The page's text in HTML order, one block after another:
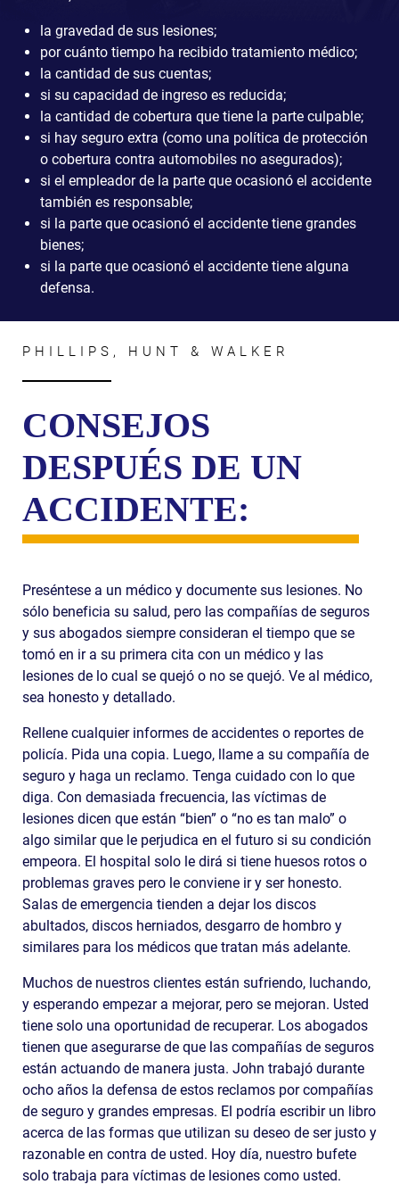
la gravedad de sus lesiones;
por cuánto tiempo ha recibido tratamiento médico;
la cantidad de sus cuentas;
si su capacidad de ingreso es reducida;
la cantidad de cobertura que tiene la parte culpable;
si hay seguro extra (como una política de protección
o cobertura contra automobiles no asegurados);
si el empleador de la parte que ocasionó el accidente
también es responsable;
si la parte que ocasionó el accidente tiene grandes
bienes;
si la parte que ocasionó el accidente tiene alguna
defensa.
PHILLIPS, HUNT & WALKER
CONSEJOS
DESPUÉS DE UN
ACCIDENTE:
Preséntese a un médico y documente sus lesiones. No
sólo beneficia su salud, pero las compañías de seguros
y sus abogados siempre consideran el tiempo que se
tomó en ir a su primera cita con un médico y las
lesiones de lo cual se quejó o no se quejó. Ve al médico,
sea honesto y detallado.
Rellene cualquier informes de accidentes o reportes de
policía. Pida una copia. Luego, llame a su compañía de
seguro y haga un reclamo. Tenga cuidado con lo que
diga. Con demasiada frecuencia, las víctimas de
lesiones dicen que están “bien” o “no es tan malo” o
algo similar que le perjudica en el futuro si su condición
empeora. El hospital solo le dirá si tiene huesos rotos o
problemas graves pero le conviene ir y ser honesto.
Salas de emergencia tienden a dejar los discos
abultados, discos herniados, desgarro de hombro y
similares para los médicos que tratan más adelante.
Muchos de nuestros clientes están sufriendo, luchando,
y esperando empezar a mejorar, pero se mejoran. Usted
tiene solo una oportunidad de recuperar. Los abogados
tienen que asegurarse de que las compañías de seguros
están actuando de manera justa. John trabajó durante
ocho años la defensa de estos reclamos por compañías
de seguro y grandes empresas. El podría escribir un libro
acerca de las formas que utilizan su deseo de ser justo y
razonable en contra de usted. Hoy día, nuestro bufete
solo trabaja para víctimas de lesiones como usted.